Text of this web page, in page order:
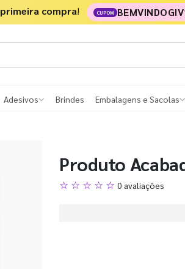
primeira compra! CUPOM
Adesivos Brindes Embalagens e Sacolas
Produto
☆ ☆ ☆ ☆ ☆ 0 avaliações